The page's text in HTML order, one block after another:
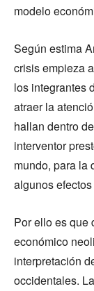
modelo
Según estima
crisis empieza
los integrantes
atraer la
hallan dentro
interventor
mundo, para la
algunos
Por ello es que
económico
interpretación
occidentales.